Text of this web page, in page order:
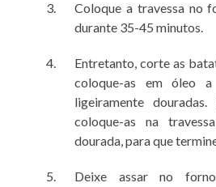
Coloque a travessa no
durante 35-45 minutos.
Entretanto, corte as
coloque-as em óleo
ligeiramente
coloque-as na
dourada, para que
Deixe assar no